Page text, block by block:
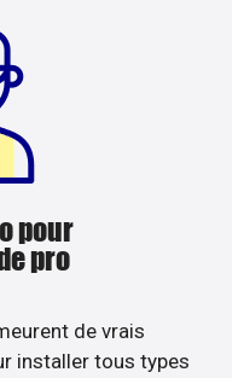
pour
pro
de vrais
installer tous types